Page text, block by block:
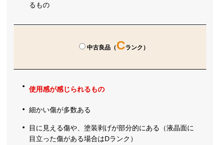
るもの
中古良品（Cランク）
使用感が感じられるもの
細かい傷が多数ある
目に見える傷や、塗装剥げが部分的にある（液晶面に
目立った傷がある場合はDランク）